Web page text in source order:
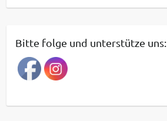
e
r
a
g
a
Bitte folge und unterstütze uns: